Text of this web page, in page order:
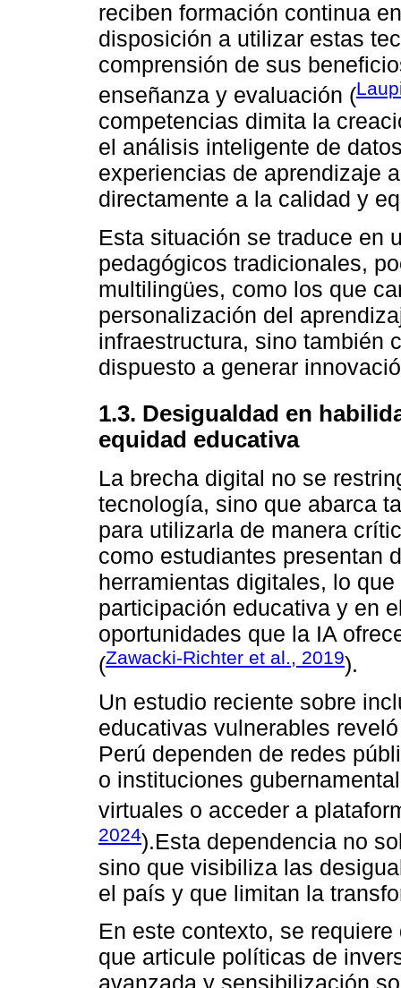
reciben formación continua
disposición a utilizar estas
comprensión de sus
enseñanza y evaluación (
competencias dimita la
el análisis inteligente de
experiencias de aprendizaje
directamente a la calidad y
Esta situación se traduce en
pedagógicos tradicionales,
multilingües, como los que
personalización del
infraestructura, sino también
dispuesto a generar
1.3. Desigualdad en
equidad educativa
La brecha digital no se
tecnología, sino que abarca
para utilizarla de manera
como estudiantes presentan
herramientas digitales, lo
participación educativa y en
oportunidades que la IA
(Zawacki-Richter et al., 2019).
Un estudio reciente sobre
educativas vulnerables
Perú dependen de redes
o instituciones
virtuales o acceder a
2024).Esta dependencia no
sino que visibiliza las
el país y que limitan la
En este contexto, se
que articule políticas de
avanzada y sensibilización